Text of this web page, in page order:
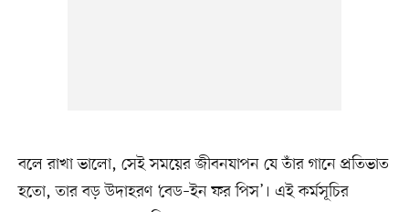
বলে রাখা ভালো, সেই সময়ের জীবনযাপন যে তাঁর গানে প্রতিভাত
হতো, তার বড় উদাহরণ ‘বেড–ইন ফর পিস’। এই কর্মসূচির